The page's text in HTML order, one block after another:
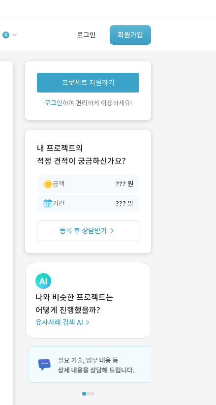
로그인 회원가입
유사사례 검색 AI
‘이런 거’ 만들어본
개발 회사 있어?
프로젝트 지원하기
로그인하여 편리하게 이용하세요!
내 프로젝트의
적정 견적이 궁금하신가요?
금액 ??? 원
기간 ??? 일
등록 후 상담받기
나와 비슷한 프로젝트는
어떻게 진행했을까?
유사사례 검색 AI